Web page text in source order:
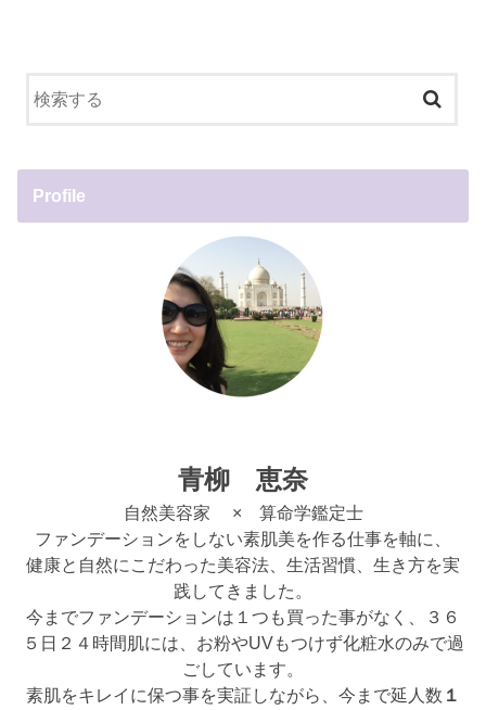
Profile
青柳 恵奈
自然美容家 × 算命学鑑定士
ファンデーションをしない素肌美を作る仕事を軸に、
健康と自然にこだわった美容法、生活習慣、生き方を実
践してきました。
今までファンデーションは１つも買った事がなく、３６
５日２４時間肌には、お粉やUVもつけず化粧水のみで過
ごしています。
素肌をキレイに保つ事を実証しながら、今まで延人数 １